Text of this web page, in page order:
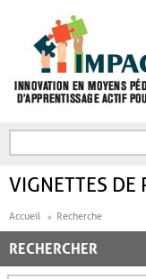
FORMULAIRE DE
VIGNETTES DE
Accueil Recherche
RECHERCHER